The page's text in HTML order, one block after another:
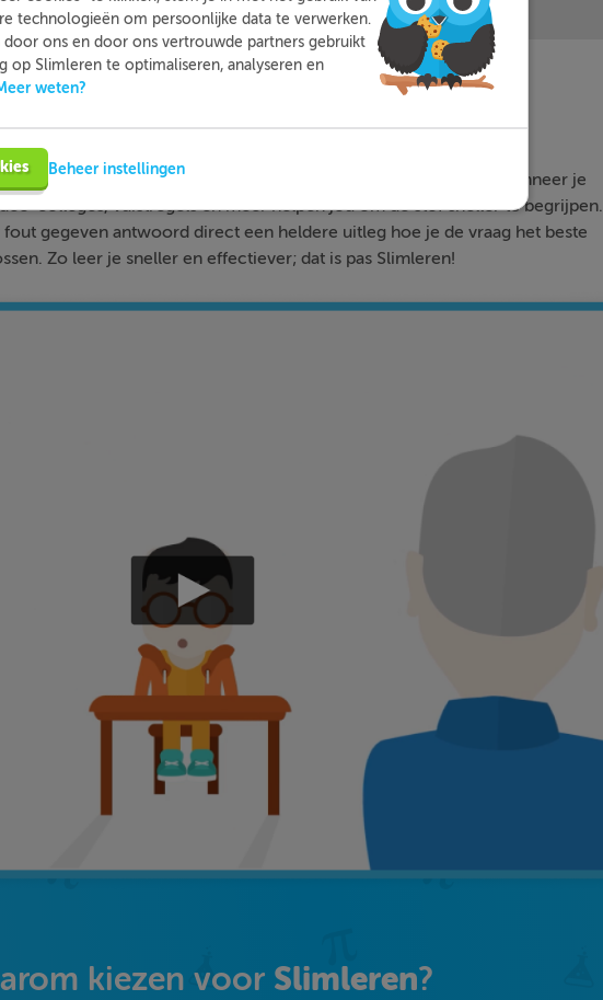
isSlimlerennou eigenlijk?
voor de vakken waar je nog wat moeite mee hebt, waar en wanneer je
colleges, vuistregels en meer helpen jou om de stof sneller te begrijpen.
fout gegeven antwoord direct een heldere uitleg hoe je de vraag het beste
Zo leer je sneller en effectiever; dat is pas Slimleren!
kiezen voor Slimleren?
technologieën om persoonlijke data te verwerken.
ons en door ons vertrouwde partners gebruikt
op Slimleren te optimaliseren, analyseren en
weten?
Beheer instellingen